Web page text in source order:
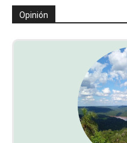
Opinión